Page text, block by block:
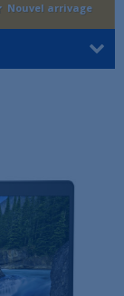
Nouvel arrivage